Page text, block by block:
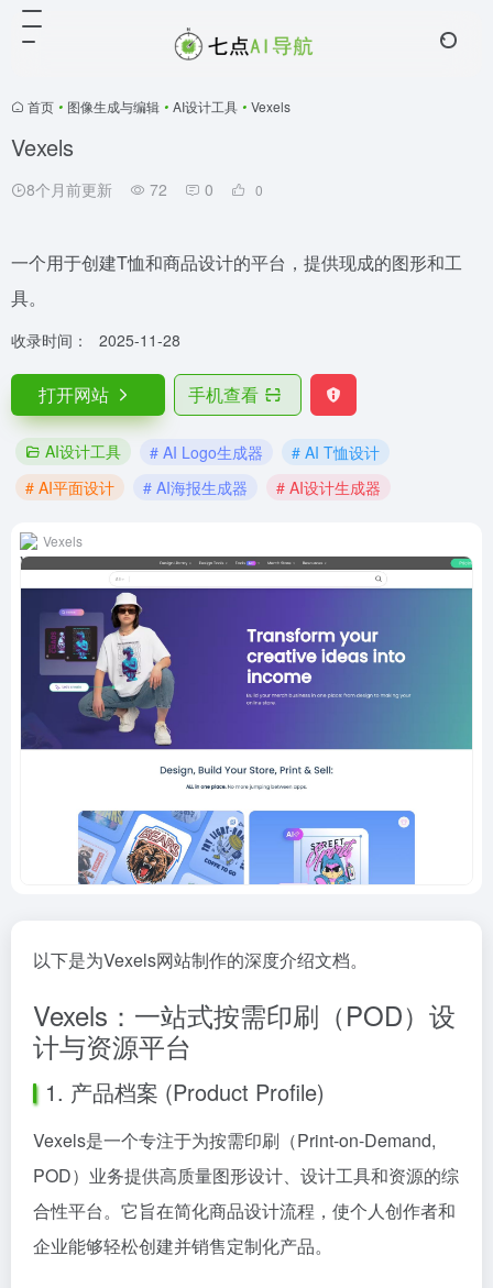
首页 • 图像生成与编辑 • AI设计工具 • Vexels
Vexels
8个月前更新 72 0 0
一个用于创建T恤和商品设计的平台，提供现成的图形和工
具。
收录时间： 2025-11-28
打开网站 手机查看
AI设计工具 # AI Logo生成器
# AI T恤设计
# AI平面设计
# AI海报生成器 # AI设计生成器
Vexels
以下是为Vexels网站制作的深度介绍文档。
Vexels：一站式按需印刷（POD）设
计与资源平台
1. 产品档案 (Product Profile)
Vexels是一个专注于为按需印刷（Print-on-Demand,
POD）业务提供高质量图形设计、设计工具和资源的综
合性平台。它旨在简化商品设计流程，使个人创作者和
企业能够轻松创建并销售定制化产品。